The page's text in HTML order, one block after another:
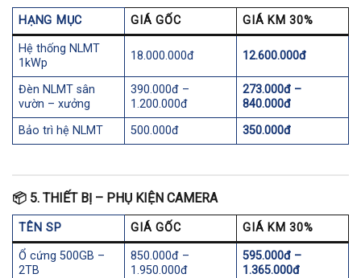
HẠNG MỤC GIÁ GỐC GIÁ KM 30%
Hệ thống NLMT
1kWp
18.000.000đ 12.600.000đ
Đèn NLMT sân
vườn – xưởng
390.000đ –
1.200.000đ
273.000đ –
840.000đ
Bảo trì hệ NLMT
500.000đ 350.000đ
📦 5. THIẾT BỊ – PHỤ KIỆN CAMERA
TÊN SP GIÁ GỐC GIÁ KM 30%
Ổ cứng 500GB –
2TB
850.000đ –
1.950.000đ
595.000đ –
1.365.000đ